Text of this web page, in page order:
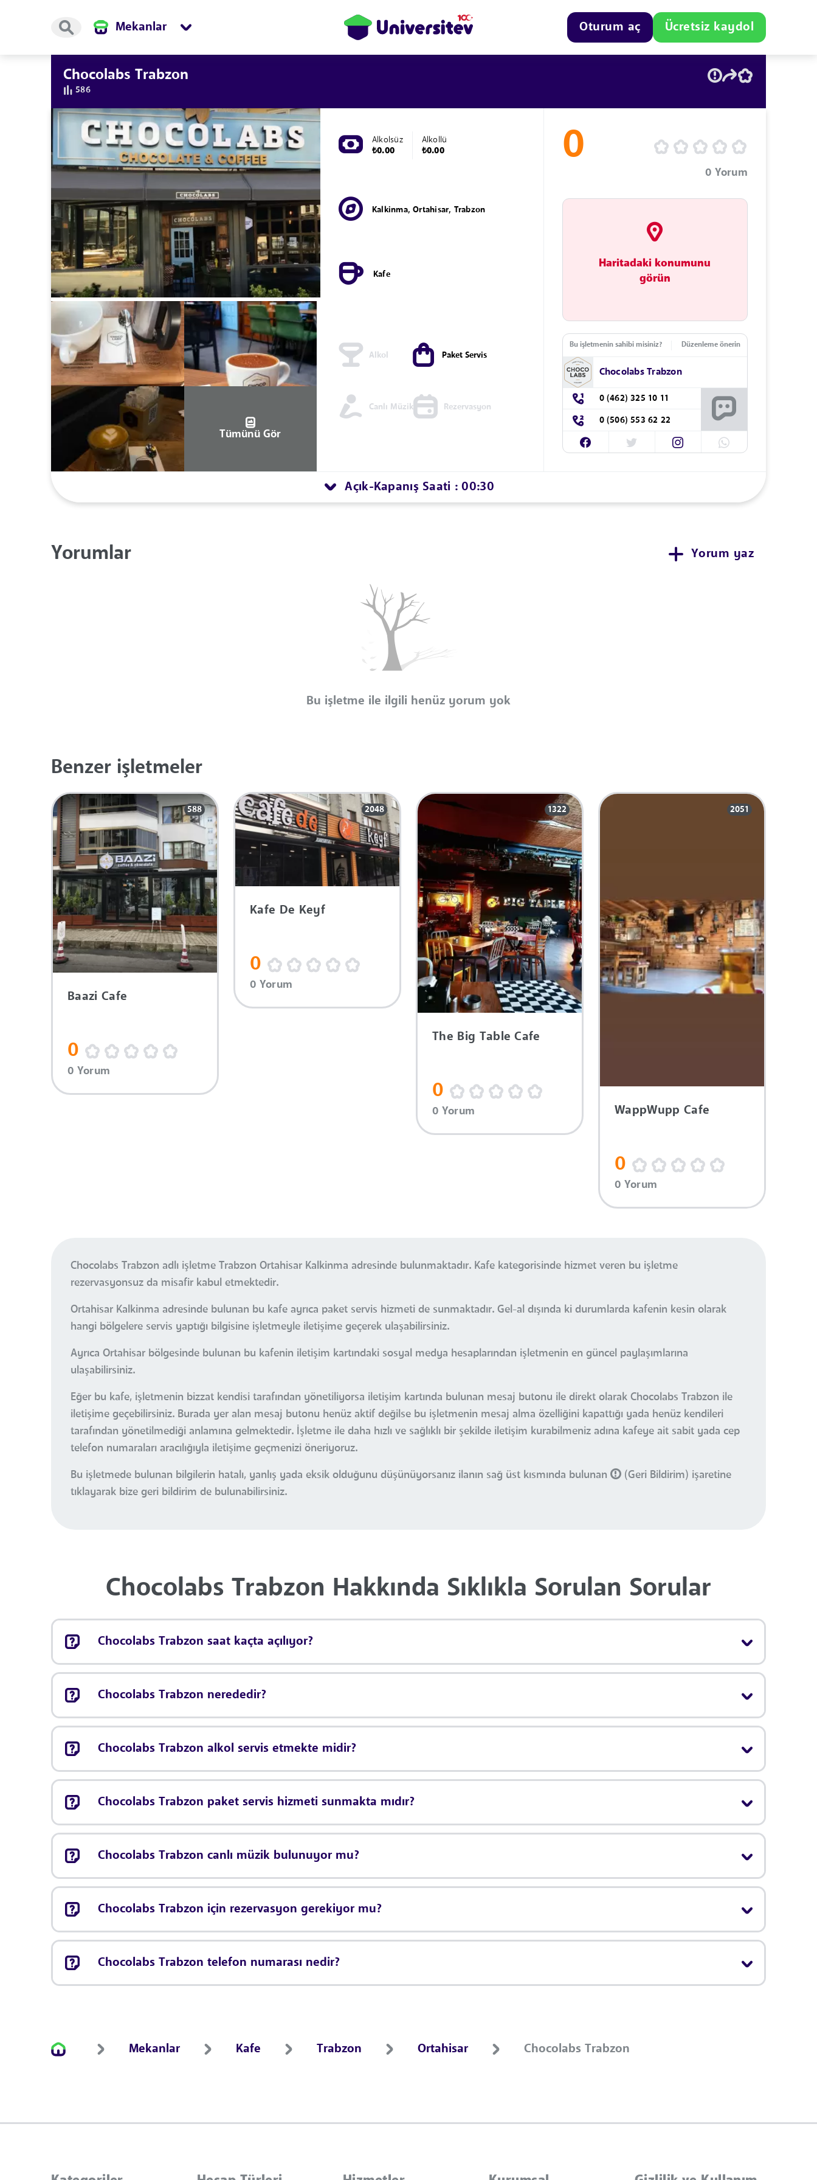
Mekanlar Oturum aç Ücretsiz kaydol
Chocolabs Trabzon
586
Tümünü Gör
Alkolsüz
₺0.00
Alkollü
₺0.00
Kalkinma, Ortahisar, Trabzon
Kafe
Alkol Paket Servis
Canlı Müzik Rezervasyon
0
0 Yorum
Haritadaki konumunu
görün
Bu işletmenin sahibi misiniz? Düzenleme önerin
Chocolabs Trabzon
0 (462) 325 10 11
0 (506) 553 62 22
Açık-Kapanış Saati : 00:30
Yorumlar Yorum yaz
Bu işletme ile ilgili henüz yorum yok
Benzer işletmeler
588
Baazi Cafe
0
0 Yorum
2048
Kafe De Keyf
0
0 Yorum
1322
The Big Table Cafe
0
0 Yorum
2051
WappWupp Cafe
0
0 Yorum
Chocolabs Trabzon adlı işletme Trabzon Ortahisar Kalkinma adresinde bulunmaktadır. Kafe kategorisinde hizmet veren bu işletme
rezervasyonsuz da misafir kabul etmektedir.
Ortahisar Kalkinma adresinde bulunan bu kafe ayrıca paket servis hizmeti de sunmaktadır. Gel-al dışında ki durumlarda kafenin kesin olarak
hangi bölgelere servis yaptığı bilgisine işletmeyle iletişime geçerek ulaşabilirsiniz.
Ayrıca Ortahisar bölgesinde bulunan bu kafenin iletişim kartındaki sosyal medya hesaplarından işletmenin en güncel paylaşımlarına
ulaşabilirsiniz.
Eğer bu kafe, işletmenin bizzat kendisi tarafından yönetiliyorsa iletişim kartında bulunan mesaj butonu ile direkt olarak Chocolabs Trabzon ile
iletişime geçebilirsiniz. Burada yer alan mesaj butonu henüz aktif değilse bu işletmenin mesaj alma özelliğini kapattığı yada henüz kendileri
tarafından yönetilmediği anlamına gelmektedir. İşletme ile daha hızlı ve sağlıklı bir şekilde iletişim kurabilmeniz adına kafeye ait sabit yada cep
telefon numaraları aracılığıyla iletişime geçmenizi öneriyoruz.
Bu işletmede bulunan bilgilerin hatalı, yanlış yada eksik olduğunu düşünüyorsanız ilanın sağ üst kısmında bulunan
(Geri Bildirim) işaretine
tıklayarak bize geri bildirim de bulunabilirsiniz.
Chocolabs Trabzon Hakkında Sıklıkla Sorulan Sorular
Chocolabs Trabzon saat kaçta açılıyor?
Chocolabs Trabzon nerededir?
Chocolabs Trabzon alkol servis etmekte midir?
Chocolabs Trabzon paket servis hizmeti sunmakta mıdır?
Chocolabs Trabzon canlı müzik bulunuyor mu?
Chocolabs Trabzon için rezervasyon gerekiyor mu?
Chocolabs Trabzon telefon numarası nedir?
Mekanlar Kafe Trabzon Ortahisar Chocolabs Trabzon